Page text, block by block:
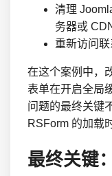
清理
务器或
重新访问联
在这个案例中，
表单在开启全局
问题的最终关键
RSForm 的加载
最终关键